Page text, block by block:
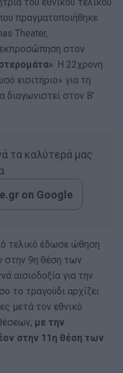
πραγματοποιήθηκε
Theater,
εκπροσώπηση στον
. Η 22χρονη
εισιτήριο» για τη
διαγωνιστεί στον Β’
τα καλύτερά μας
on Google
τελικό έδωσε ώθηση
στην 9η θέση των
αισιοδοξία για την
το τραγούδι αρχίζει
μετά τον εθνικό
με την
στην 11η θέση των